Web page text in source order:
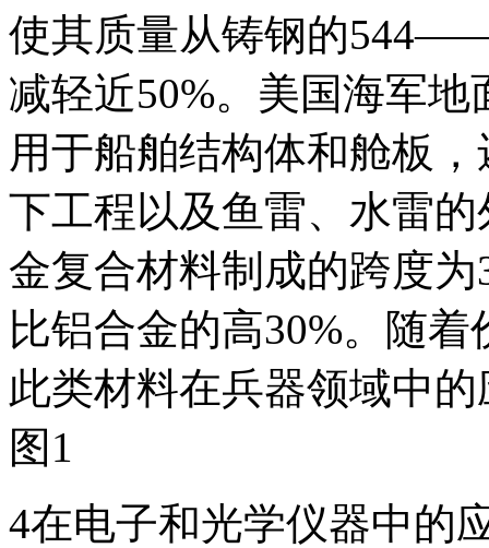
使其质量从铸钢的
减轻近50%。美国海军
用于船舶结构体和舱板
下工程以及鱼雷、水雷
金复合材料制成的跨度
比铝合金的高30%。随
此类材料在兵器领域中
图1
4在电子和光学仪器中的